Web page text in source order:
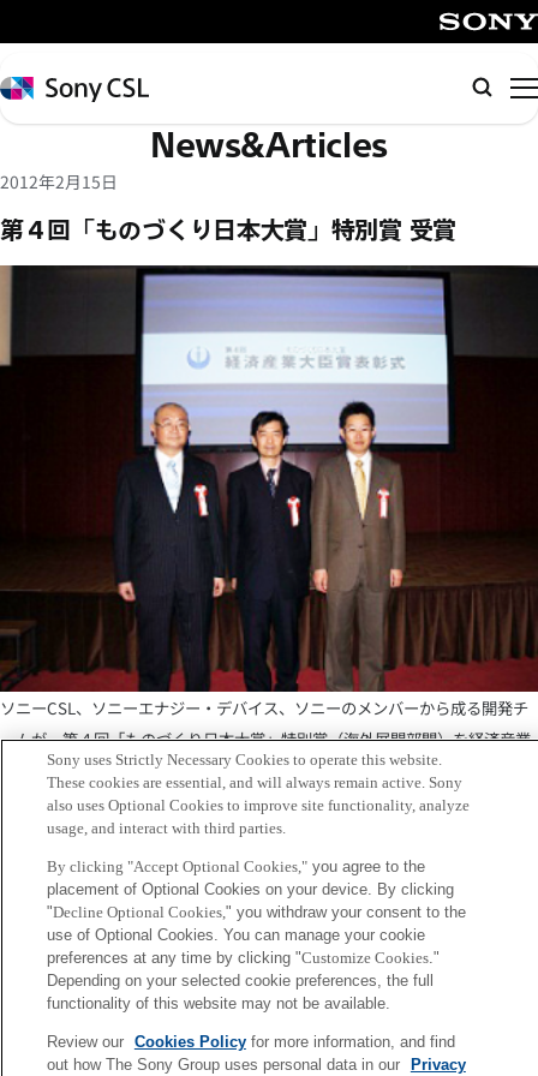
イ
ン
コ
テ
ツ
へ
ッ
Sony
CSL
検
索
News&Articles
2012年2月15日
第４回「ものづくり日本大賞」特別賞 受賞
ソニーCSL、ソニーエナジー・デバイス、ソニーのメンバーから成る開発チ
ームが、第４回「ものづくり日本大賞」特別賞（海外展開部門）を経済産業
省より受賞しました。表彰式は本日開催され、CSLからは石橋研究員が出席
しています。
“移動式蓄電システムを利用したパブリックビューイングシステムの開発”
http://www.meti.go.jp/press/2011/02/20120203003/20120203003-3.pdf
* 本パブリックビューイングは、オープンエネルギーシステムの研究の一環
として、次世代の超分散型グリーンエネルギーシステムの発展途上国におけ
る有効性を実証するために行っているものです。
Sony uses Strictly Necessary Cookies to operate this website.
These cookies are essential, and will always remain active. Sony
also uses Optional Cookies to improve site functionality, analyze
usage, and interact with third parties.
By clicking "Accept Optional Cookies,"you agree to the
placement of Optional Cookies on your device. By clicking
"Decline Optional Cookies," you withdraw your consent to the
use of Optional Cookies. You can manage your cookie
preferences at any time by clicking "Customize Cookies."
Depending on your selected cookie preferences, the full
functionality of this website may not be available.
Review our Cookies Policyfor more information, and find
out how The Sony Group uses personal data in our
Privacy